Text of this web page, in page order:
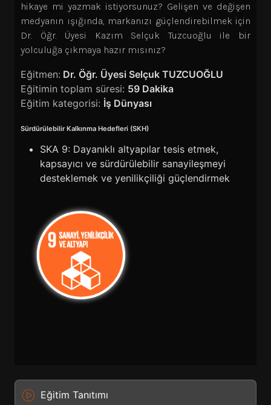
hikaye mi yazmak istiyorsunuz? Gelişen ve değişen
medyanın ışığında, markanızı güçlendirebilmek için
Dr. Öğr. Üyesi Kazım Selçuk Tuzcuoğlu ile bir
yolculuğa çıkmaya hazır mısınız?
Eğitmen: Dr. Öğr. Üyesi Selçuk TUZCUOĞLU
Eğitimin toplam süresi: 59 Dakika
Eğitim kategorisi: İş Dünyası
Sürdürülebilir Kalkınma Hedefleri (SKH)
SKA 9: Dayanıklı altyapılar tesis etmek,
kapsayıcı ve sürdürülebilir sanayileşmeyi
desteklemek ve yenilikçiliği güçlendirmek
Eğitim Tanıtımı